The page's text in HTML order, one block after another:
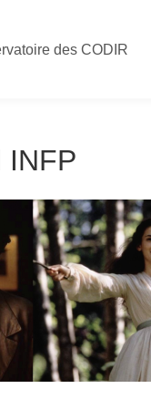
des CODIR
INFP